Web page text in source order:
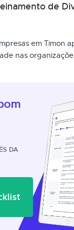
de
em Timon
nas
DA